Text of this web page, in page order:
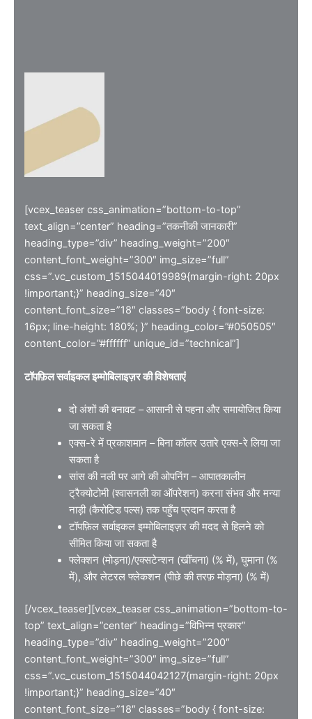
[vcex_teaser css_animation=”bottom-to-top”
text_align=”center” heading=”तकनीकी जानकारी”
heading_type=”div” heading_weight=”200″
content_font_weight=”300″ img_size=”full”
css=”.vc_custom_1515044019989{margin-right: 20px
!important;}” heading_size=”40″
content_font_size=”18″ classes=”body { font-size:
16px; line-height: 180%; }” heading_color=”#050505″
content_color=”#ffffff” unique_id=”technical”]
टॉपफ़िल सर्वाइकल इम्मोबिलाइज़र की विशेषताएं
दो अंशों की बनावट – आसानी से पहना और समायोजित किया
जा सकता है
एक्स-रे में प्रकाशमान – बिना कॉलर उतारे एक्स-रे लिया जा
सकता है
सांस की नली पर आगे की ओपनिंग – आपातकालीन
ट्रैक्योटोमी (श्वासनली का ऑपरेशन) करना संभव और मन्या
नाड़ी (कैरोटिड पल्स) तक पहुँच प्रदान करता है
टॉपफ़िल सर्वाइकल इम्मोबिलाइज़र की मदद से हिलने को
सीमित किया जा सकता है
फ्लेक्शन (मोड़ना)/एक्सटेन्शन (खींचना) (% में), घुमाना (%
में), और लेटरल फ्लेकशन (पीछे की तरफ़ मोड़ना) (% में)
[/vcex_teaser][vcex_teaser css_animation=”bottom-to-
top” text_align=”center” heading=”विभिन्न प्रकार”
heading_type=”div” heading_weight=”200″
content_font_weight=”300″ img_size=”full”
css=”.vc_custom_1515044042127{margin-right: 20px
!important;}” heading_size=”40″
content_font_size=”18″ classes=”body { font-size: